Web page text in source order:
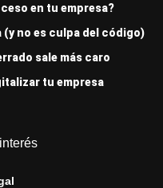
en tu empresa?
no es culpa del código)
sale más caro
tu empresa